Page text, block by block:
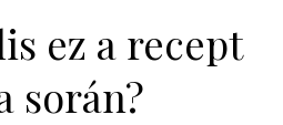
ez a recept
során?